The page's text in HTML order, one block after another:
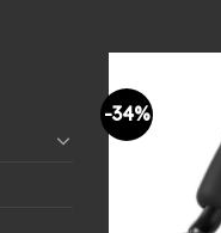
-34%